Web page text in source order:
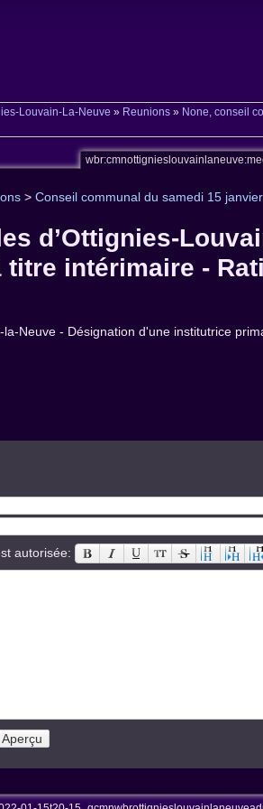
Louvain-La-Neuve » Reunions » None, conseil
>Conseil communal du samedi 15
d’Ottignies-
intérimaire -
Neuve - Désignation d'une institutrice
autorisée: